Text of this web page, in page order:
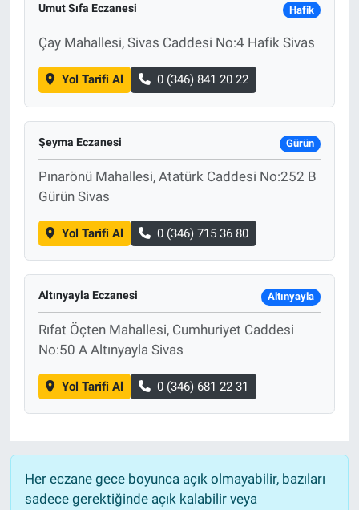
Umut Sıfa Eczanesi Hafik
Çay Mahallesi, Sivas Caddesi No:4 Hafik Sivas
Yol Tarifi Al 0 (346) 841 20 22
Şeyma Eczanesi Gürün
Pınarönü Mahallesi, Atatürk Caddesi No:252 B
Gürün Sivas
Yol Tarifi Al 0 (346) 715 36 80
Altınyayla Eczanesi Altınyayla
Rıfat Öçten Mahallesi, Cumhuriyet Caddesi
No:50 A Altınyayla Sivas
Yol Tarifi Al 0 (346) 681 22 31
Her eczane gece boyunca açık olmayabilir, bazıları
sadece gerektiğinde açık kalabilir veya